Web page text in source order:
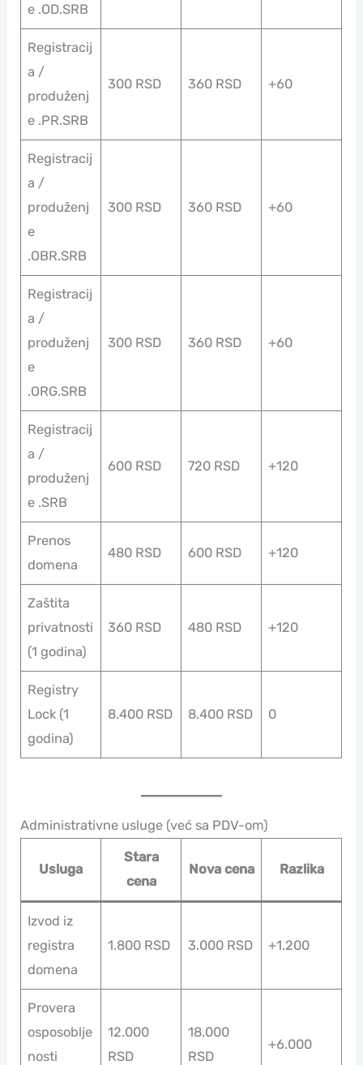
e .OD.SRB
Registracij
a /
produženj
e .PR.SRB
300 RSD 360 RSD +60
Registracij
a /
produženj
e
.OBR.SRB
300 RSD 360 RSD +60
Registracij
a /
produženj
e
.ORG.SRB
300 RSD 360 RSD +60
Registracij
a /
produženj
e .SRB
600 RSD 720 RSD +120
Prenos
domena
480 RSD 600 RSD +120
Zaštita
privatnosti
(1 godina)
360 RSD 480 RSD +120
Registry
Lock (1
godina)
8.400 RSD 8.400 RSD 0
Administrativne usluge (već sa PDV-om)
Usluga
Stara
cena
Nova cena Razlika
Izvod iz
registra
domena
1.800 RSD 3.000 RSD +1.200
Provera
osposoblje
nosti
12.000
RSD
18.000
RSD
+6.000